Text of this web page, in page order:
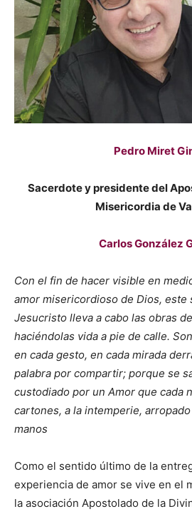
Pedro Miret
Sacerdote y presidente del
Misericordia de
Carlos González
Con el fin de hacer visible en
amor misericordioso de Dios, este
Jesucristo lleva a cabo las obras
haciéndolas vida a pie de calle.
en cada gesto, en cada mirada
palabra por compartir; porque se
custodiado por un Amor que cada
cartones, a la intemperie,
manos
Como el sentido último de la
experiencia de amor se vive en el
la asociación Apostolado de la